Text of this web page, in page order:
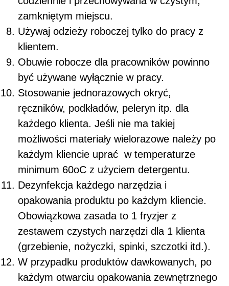
zamkniętym miejscu.
Używaj odzieży roboczej tylko do pracy z
klientem.
Obuwie robocze dla pracowników powinno
być używane wyłącznie w pracy.
Stosowanie jednorazowych okryć,
ręczników, podkładów, peleryn itp. dla
każdego klienta. Jeśli nie ma takiej
możliwości materiały wielorazowe należy po
każdym kliencie uprać w temperaturze
minimum 60oC z użyciem detergentu.
Dezynfekcja każdego narzędzia i
opakowania produktu po każdym kliencie.
Obowiązkowa zasada to 1 fryzjer z
zestawem czystych narzędzi dla 1 klienta
(grzebienie, nożyczki, spinki, szczotki itd.).
W przypadku produktów dawkowanych, po
każdym otwarciu opakowania zewnętrznego